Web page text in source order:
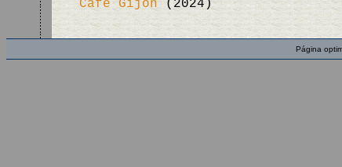
Café Gijón (2024)
Página